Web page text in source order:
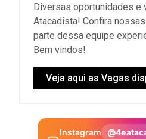
Diversas oportunidades e
Atacadista! Confira
parte dessa equipe
Bem vindos!
Veja aqui as Vagas
Instagram